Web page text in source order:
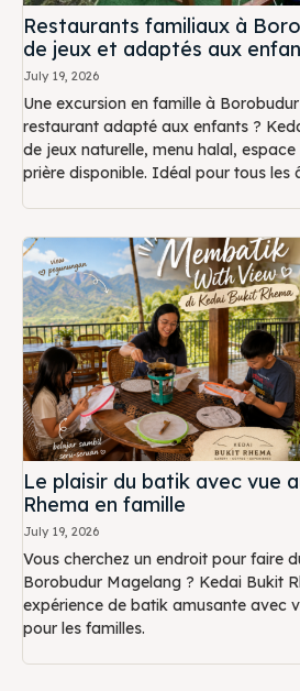
Restaurants familiaux à
de jeux et adaptés aux
July 19, 2026
Une excursion en famille à
restaurant adapté aux enfants ?
de jeux naturelle, menu halal,
prière disponible. Idéal pour tous les
Le plaisir du batik avec vue
Rhema en famille
July 19, 2026
Vous cherchez un endroit pour faire
Borobudur Magelang ? Kedai Bukit
expérience de batik amusante avec
pour les familles.